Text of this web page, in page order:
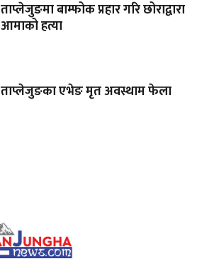
ताप्लेजुङमा बाम्फोक प्रहार गरि छोराद्वारा
आमाको हत्या
ताप्लेजुङका एभेङ मृत अवस्थाम फेला